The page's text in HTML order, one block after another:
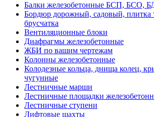
Балки железобетонные БСП, БСО,
Бордюр дорожный, садовый, плитка
брусчатка
Вентиляционные блоки
Диафрагмы железобетонные
ЖБИ по вашим чертежам
Колонны железобетонные
Колодезные кольца, днища колец,
чугунные
Лестничные марши
Лестничные площадки
Лестничные ступени
Лифтовые шахты